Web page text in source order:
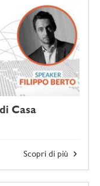
Casa
Scopri di più